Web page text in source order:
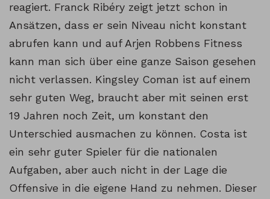
reagiert. Franck Ribéry zeigt jetzt schon in
Ansätzen, dass er sein Niveau nicht konstant
abrufen kann und auf Arjen Robbens Fitness
kann man sich über eine ganze Saison gesehen
nicht verlassen. Kingsley Coman ist auf einem
sehr guten Weg, braucht aber mit seinen erst
19 Jahren noch Zeit, um konstant den
Unterschied ausmachen zu können. Costa ist
ein sehr guter Spieler für die nationalen
Aufgaben, aber auch nicht in der Lage die
Offensive in die eigene Hand zu nehmen. Dieser